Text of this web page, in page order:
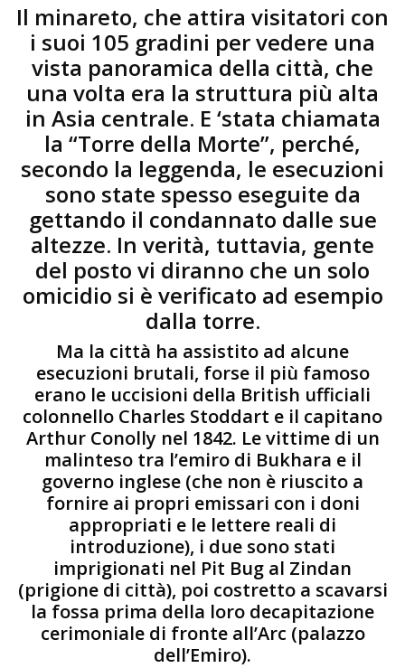
Il minareto, che attira visitatori con
i suoi 105 gradini per vedere una
vista panoramica della città, che
una volta era la struttura più alta
in Asia centrale. E ‘stata chiamata
la “Torre della Morte”, perché,
secondo la leggenda, le esecuzioni
sono state spesso eseguite da
gettando il condannato dalle sue
altezze. In verità, tuttavia, gente
del posto vi diranno che un solo
omicidio si è verificato ad esempio
dalla torre.
Ma la città ha assistito ad alcune
esecuzioni brutali, forse il più famoso
erano le uccisioni della British ufficiali
colonnello Charles Stoddart e il capitano
Arthur Conolly nel 1842. Le vittime di un
malinteso tra l’emiro di Bukhara e il
governo inglese (che non è riuscito a
fornire ai propri emissari con i doni
appropriati e le lettere reali di
introduzione), i due sono stati
imprigionati nel Pit Bug al Zindan
(prigione di città), poi costretto a scavarsi
la fossa prima della loro decapitazione
cerimoniale di fronte all’Arc (palazzo
dell’Emiro).